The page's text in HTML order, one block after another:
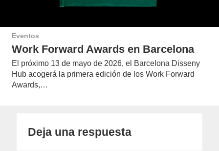
Eventos
Work Forward Awards en Barcelona
El próximo 13 de mayo de 2026, el Barcelona Disseny
Hub acogerá la primera edición de los Work Forward
Awards,…
Deja una respuesta